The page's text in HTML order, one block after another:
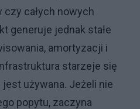
całych nowych
generuje jednak stałe
amortyzacji i
starzeje się
używana. Jeżeli nie
popytu, zaczyna